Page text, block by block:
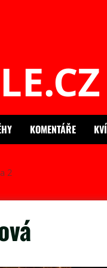
KOMENTÁŘE
2